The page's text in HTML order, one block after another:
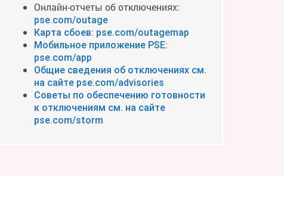
Онлайн-отчеты об отключениях:
pse.com/outage
Карта сбоев: pse.com/outagemap
Мобильное приложение PSE:
pse.com/app
Общие сведения об отключениях см.
на сайте pse.com/advisories
Советы по обеспечению готовности
к отключениям см. на сайте
pse.com/storm